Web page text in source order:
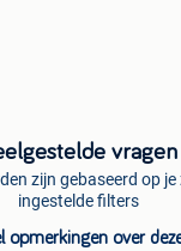
vragen
zijn gebaseerd op
ingestelde filters
opmerkingen over